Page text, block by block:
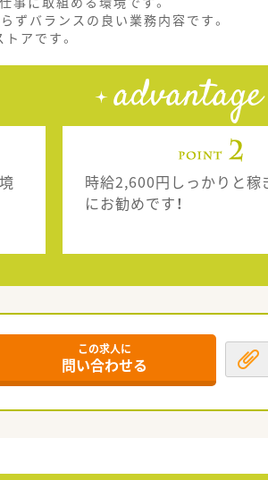
ずバランスの良い業務内容です。
アです。
advantage
時給2,600円しっかりと稼
にお勧めです！
この求人に
問い合わせる